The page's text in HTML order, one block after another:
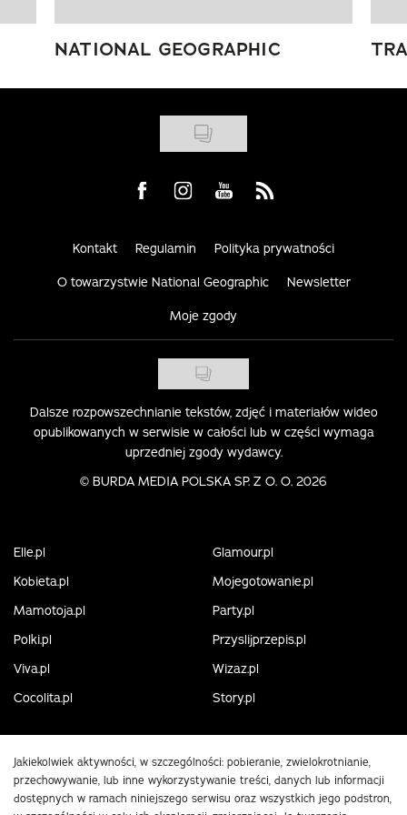
NATIONAL GEOGRAPHIC
Visit us on Facebook
Visit us on Instagram
Visit us on Youtube
Visit us on Rss
Kontakt Regulamin Polityka prywatności
O towarzystwie National Geographic Newsletter
Moje zgody
Dalsze rozpowszechnianie tekstów, zdjęć i materiałów wideo
opublikowanych w serwisie w całości lub w części wymaga
uprzedniej zgody wydawcy.
© BURDA MEDIA POLSKA SP. Z O. O. 2026
Elle.pl
Glamour.pl
Kobieta.pl
Mojegotowanie.pl
Mamotoja.pl
Party.pl
Polki.pl
Przyslijprzepis.pl
Viva.pl
Wizaz.pl
Cocolita.pl
Story.pl
Jakiekolwiek aktywności, w szczególności: pobieranie, zwielokrotnianie,
przechowywanie, lub inne wykorzystywanie treści, danych lub informacji
dostępnych w ramach niniejszego serwisu oraz wszystkich jego podstron,